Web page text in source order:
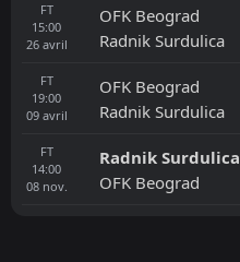
FT
15:00
26 avril
OFK Beograd
Radnik Surdulica
FT
19:00
09 avril
OFK Beograd
Radnik Surdulica
FT
14:00
08 nov.
Radnik Surdulica
OFK Beograd